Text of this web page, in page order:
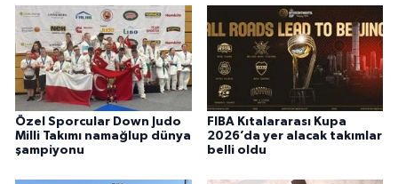
Özel Sporcular Down Judo
Milli Takımı namağlup dünya
şampiyonu
FIBA Kıtalararası Kupa
2026’da yer alacak takımlar
belli oldu